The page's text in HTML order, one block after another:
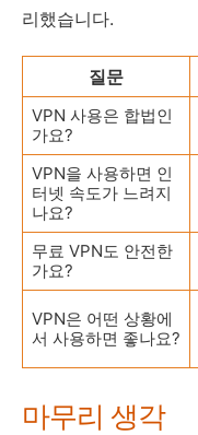
리했습니다.
질문
VPN 사용은 합법인
가요?
VPN을 사용하면 인
터넷 속도가 느려지
나요?
무료 VPN도 안전한
가요?
VPN은 어떤 상황에
서 사용하면 좋나요?
마무리 생각